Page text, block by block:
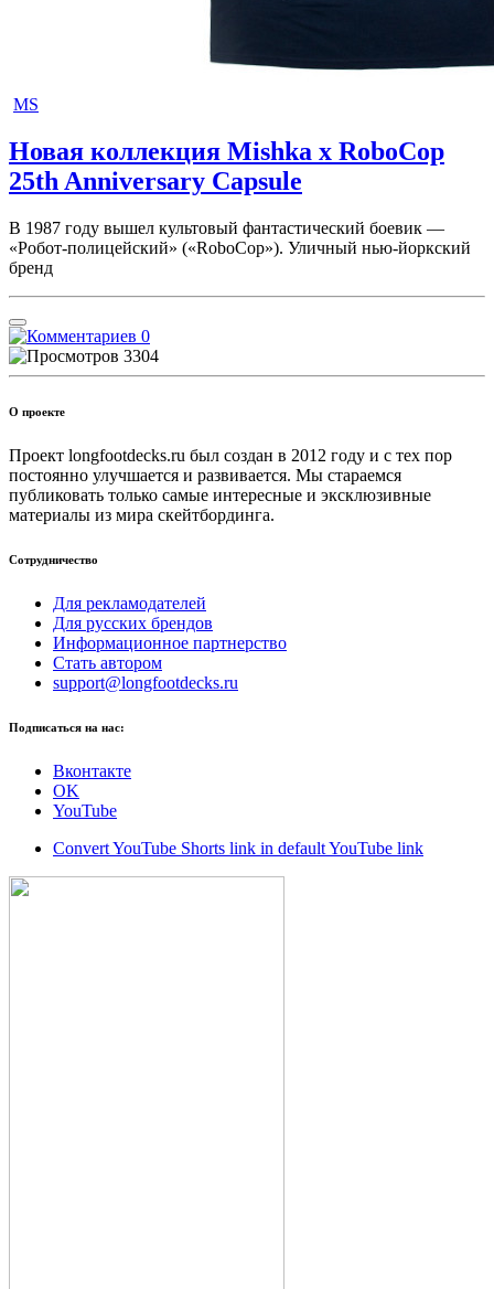
MS
Новая коллекция Mishka x RoboCop
25th Anniversary Capsule
В 1987 году вышел культовый фантастический боевик —
«Робот-полицейский» («RoboCop»). Уличный нью-йоркский
бренд
0
3304
О проекте
Проект longfootdecks.ru был создан в 2012 году и с тех пор
постоянно улучшается и развивается. Мы стараемся
публиковать только самые интересные и эксклюзивные
материалы из мира скейтбординга.
Сотрудничество
Для рекламодателей
Для русских брендов
Информационное партнерство
Стать автором
support@longfootdecks.ru
Подписаться на нас:
Вконтакте
OK
YouTube
Convert YouTube Shorts link in default YouTube link